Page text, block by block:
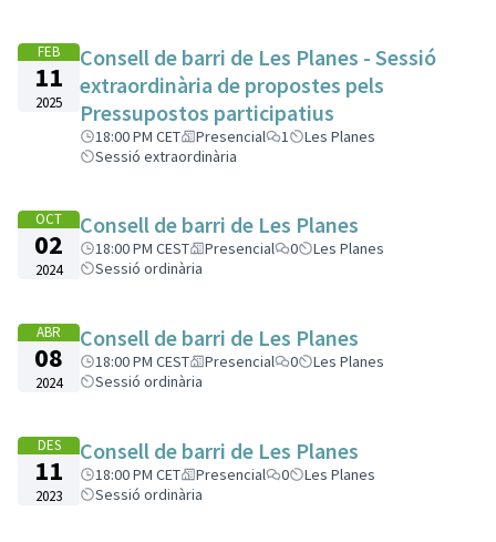
FEB
11
2025
Consell de barri de Les Planes - Sessió
extraordinària de propostes pels
Pressupostos participatius
18:00 PM CET Presencial 1
Les Planes
Sessió extraordinària
OCT
02
2024
Consell de barri de Les Planes
18:00 PM CEST Presencial 0
Les Planes
Sessió ordinària
ABR
08
2024
Consell de barri de Les Planes
18:00 PM CEST Presencial 0
Les Planes
Sessió ordinària
DES
11
2023
Consell de barri de Les Planes
18:00 PM CET Presencial 0
Les Planes
Sessió ordinària